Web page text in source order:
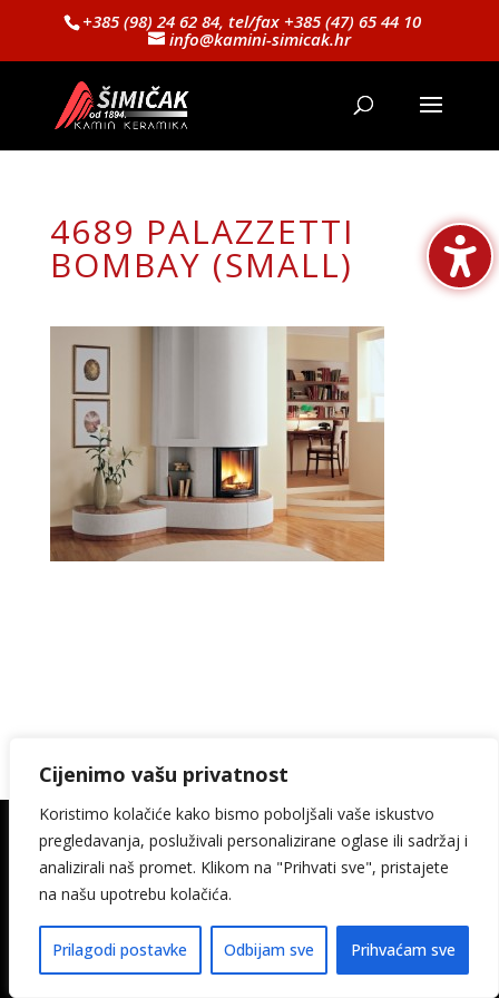
Cijenimo vašu privatnost
Koristimo kolačiće kako bismo poboljšali vaše iskustvo
pregledavanja, posluživali personalizirane oglase ili sadržaj i
analizirali naš promet. Klikom na "Prihvati sve", pristajete
na našu upotrebu kolačića.
Prilagodi postavke Odbijam sve Prihvaćam sve
+385 (98) 24 62 84, tel/fax +385 (47) 65 44 10
info@kamini-simicak.hr
4689 PALAZZETTI
BOMBAY (SMALL)
© 2026. Kamin Keramika Šimičak design:
media-met
Pravila privatnosti Izjava o pristupačnosti